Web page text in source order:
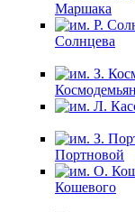
Маршака
Солнцева
Портновой
Кошевого